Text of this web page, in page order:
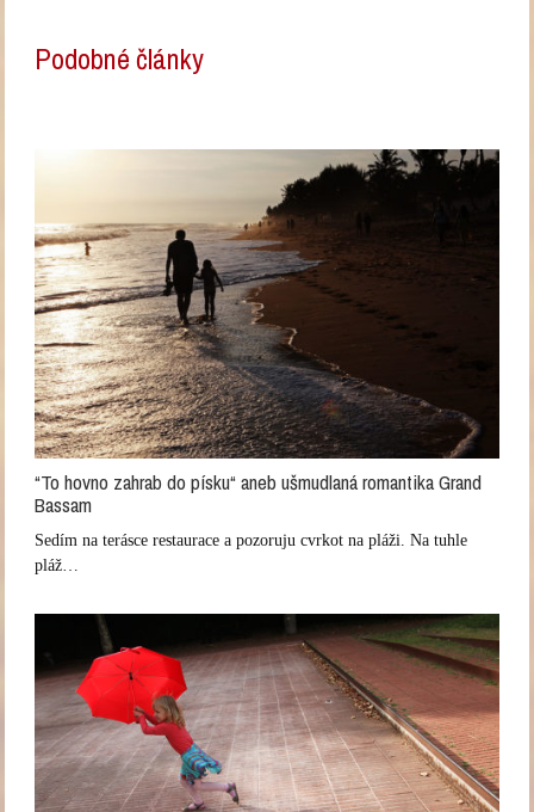
Podobné články
“To hovno zahrab do písku“ aneb ušmudlaná romantika Grand
Bassam
Sedím na terásce restaurace a pozoruju cvrkot na pláži. Na tuhle
pláž…